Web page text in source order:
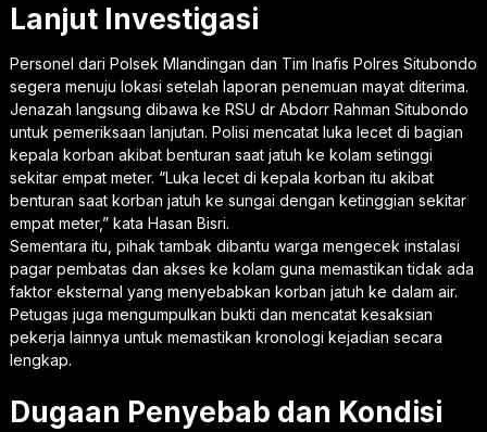
Lanjut Investigasi
Personel dari Polsek Mlandingan dan Tim Inafis Polres Situbondo
segera menuju lokasi setelah laporan penemuan mayat diterima.
Jenazah langsung dibawa ke RSU dr Abdorr Rahman Situbondo
untuk pemeriksaan lanjutan. Polisi mencatat luka lecet di bagian
kepala korban akibat benturan saat jatuh ke kolam setinggi
sekitar empat meter. “Luka lecet di kepala korban itu akibat
benturan saat korban jatuh ke sungai dengan ketinggian sekitar
empat meter,” kata Hasan Bisri.
Sementara itu, pihak tambak dibantu warga mengecek instalasi
pagar pembatas dan akses ke kolam guna memastikan tidak ada
faktor eksternal yang menyebabkan korban jatuh ke dalam air.
Petugas juga mengumpulkan bukti dan mencatat kesaksian
pekerja lainnya untuk memastikan kronologi kejadian secara
lengkap.
Dugaan Penyebab dan Kondisi